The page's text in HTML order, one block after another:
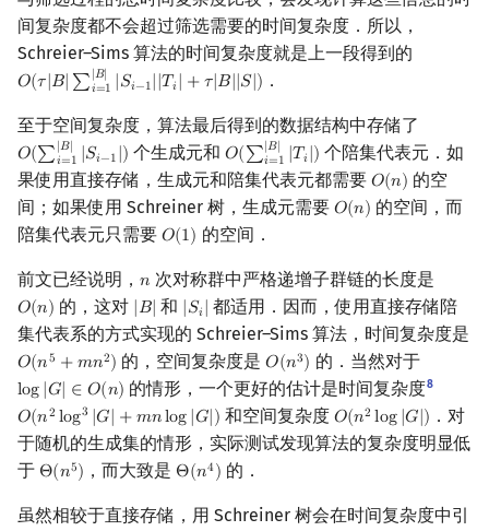
间复杂度都不会超过筛选需要的时间复杂度．所以，
Schreier–Sims 算法的时间复杂度就是上一段得到的
𝑂(𝜏|𝐵| ∑|𝐵|
𝑖=1 |𝑆𝑖−1||𝑇𝑖| +𝜏|𝐵||𝑆|)
O(τ| B| ∑i=1|B |Si− ||T |+ τ| B| S| ) ．
至于空间复杂度，算法最后得到的数据结构中存储了
𝑂(∑|𝐵|
𝑖=1 |𝑆𝑖−1|)
O(∑i=1|B ||Si− 1| )
个生成元和𝑂(∑|𝐵|
𝑖=1 |𝑇𝑖|)
O(∑i=1|B ||T i|)
个陪集代表元．如
果使用直接存储，生成元和陪集代表元都需要 𝑂(𝑛)
O(n) 的空
间；如果使用 Schreiner 树，生成元需要 𝑂(𝑛)
O(n) 的空间，而
陪集代表元只需要 𝑂(1)
O(1) 的空间．
前文已经说明， 𝑛
n 次对称群中严格递增子群链的长度是
𝑂(𝑛)
O(n) 的，这对 |𝐵|
|B| 和 |𝑆𝑖|
|Si 都适用．因而，使用直接存储陪
集代表系的方式实现的 Schreier–Sims 算法，时间复杂度是
𝑂(𝑛5 +𝑚𝑛2)
O(n5+m n2) 的，空间复杂度是𝑂(𝑛3)
O(n3) 的．当然对于
log|𝐺| ∈ 𝑂(𝑛)
log G| ∈O(n) 的情形，一个更好的估计是时间复杂度8
𝑂(𝑛2 log3 |𝐺| +𝑚𝑛log|𝐺|)
O(n2log3| G| m nlog|G| ) 和空间复杂度 𝑂(𝑛2 log|𝐺|)
O(n2log| G|)
．对
于随机的生成集的情形，实际测试发现算法的复杂度明显低
于 Θ(𝑛5)
Θ(n5) ，而大致是 Θ(𝑛4)
Θ(n4) 的．
虽然相较于直接存储，用 Schreiner 树会在时间复杂度中引